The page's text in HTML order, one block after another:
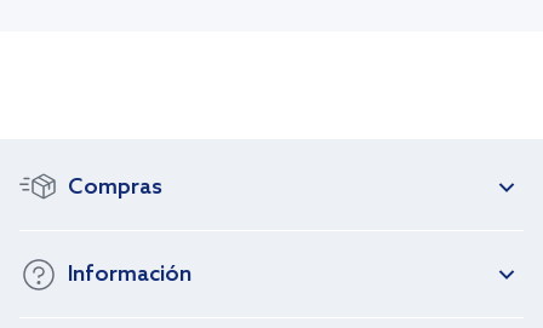
Compras
Información